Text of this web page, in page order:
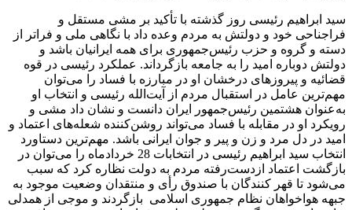
سید ابراهیم رئیسی روز گذشته با تأکید بر مشی مستقل و
فراجناحی خود و دولتش به مردم وعده داد با نگاهی ملی و فراتر از
دسته و گروه و حزب رئیس‌جمهوری برای همه ایرانیان باشد و
دولتش دوباره امید را به جامعه بازگرداند. عملکرد رئیسی در قوه
قضائیه و پیروزهای درخشان او در مبارزه با فساد را می‌توان
مهم‌ترین عامل در استقبال مردم از آیت‌الله رئیسی و انتخاب او
به‌عنوان هشتمین رئیس‌جمهور ایران دانست و نشان داد مشی و
رویکرد او در مقابله با فساد می‌تواند روشن‌کننده شعله‌های اعتماد و
امید در دل مرد و زن و پیر و جوان ایرانی باشد. مهم‌ترین دستاورد
انتخاب سید ابراهیم رئیسی در انتخابات 28 خردادماه را می‌توان در
بازگشت اعتماد ازدست‌رفته مردم به دولت نظاره کرد که سبب
می‌شود تا قهر کنندگان با صندوق رأی و منتقدان وضعیت موجود به
جبهه هواخواهان نظام جمهوری اسلامی بازگردند و موجی از همدلی